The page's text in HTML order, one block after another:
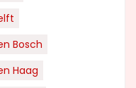
Bosch
Haag